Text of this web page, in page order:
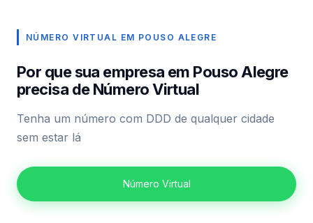
NÚMERO VIRTUAL EM POUSO ALEGRE
Por que sua empresa em Pouso Alegre
precisa de Número Virtual
Tenha um número com DDD de qualquer cidade
sem estar lá
Número Virtual